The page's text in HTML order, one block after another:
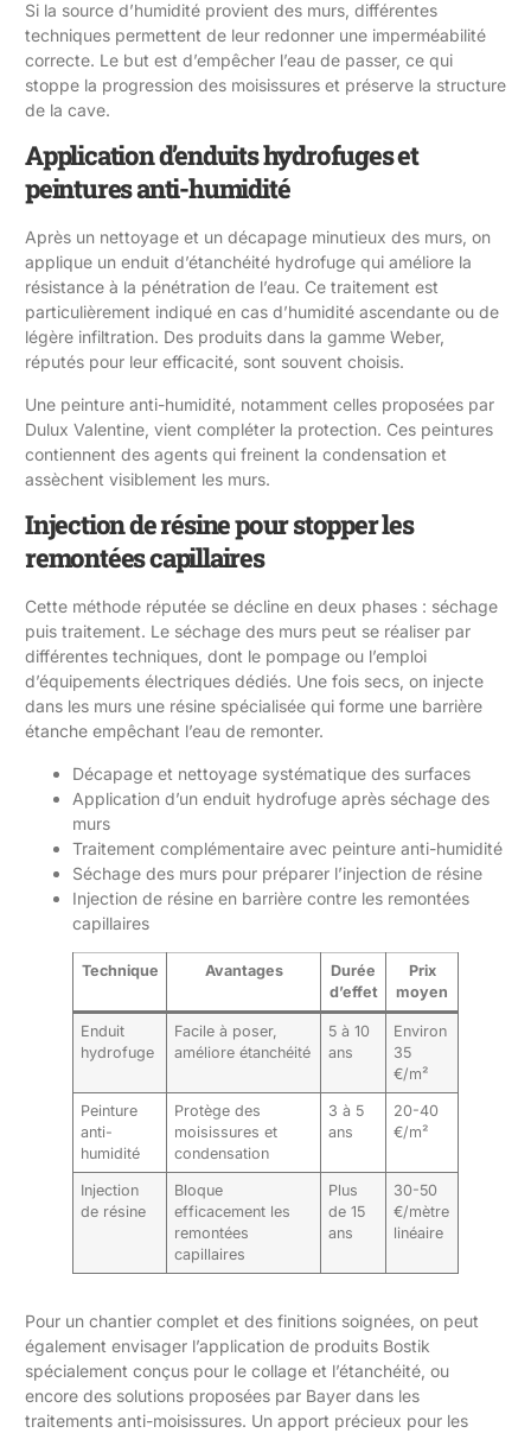
Si la source d’humidité provient des murs, différentes
techniques permettent de leur redonner une imperméabilité
correcte. Le but est d’empêcher l’eau de passer, ce qui
stoppe la progression des moisissures et préserve la structure
de la cave.
Application d’enduits hydrofuges et
peintures anti-humidité
Après un nettoyage et un décapage minutieux des murs, on
applique un enduit d’étanchéité hydrofuge qui améliore la
résistance à la pénétration de l’eau. Ce traitement est
particulièrement indiqué en cas d’humidité ascendante ou de
légère infiltration. Des produits dans la gamme Weber,
réputés pour leur efficacité, sont souvent choisis.
Une peinture anti-humidité, notamment celles proposées par
Dulux Valentine, vient compléter la protection. Ces peintures
contiennent des agents qui freinent la condensation et
assèchent visiblement les murs.
Injection de résine pour stopper les
remontées capillaires
Cette méthode réputée se décline en deux phases : séchage
puis traitement. Le séchage des murs peut se réaliser par
différentes techniques, dont le pompage ou l’emploi
d’équipements électriques dédiés. Une fois secs, on injecte
dans les murs une résine spécialisée qui forme une barrière
étanche empêchant l’eau de remonter.
Décapage et nettoyage systématique des surfaces
Application d’un enduit hydrofuge après séchage des
murs
Traitement complémentaire avec peinture anti-humidité
Séchage des murs pour préparer l’injection de résine
Injection de résine en barrière contre les remontées
capillaires
Technique Avantages
Durée
d’effet
Prix
moyen
Enduit
hydrofuge
Facile à poser,
améliore étanchéité
5 à 10
ans
Environ
35
€/m²
Peinture
anti-
humidité
Protège des
moisissures et
condensation
3 à 5
ans
20-40
€/m²
Injection
de résine
Bloque
efficacement les
remontées
capillaires
Plus
de 15
ans
30-50
€/mètre
linéaire
Pour un chantier complet et des finitions soignées, on peut
également envisager l’application de produits Bostik
spécialement conçus pour le collage et l’étanchéité, ou
encore des solutions proposées par Bayer dans les
traitements anti-moisissures. Un apport précieux pour les